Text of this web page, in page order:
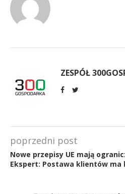
ZESPÓŁ
poprzedni post
Nowe przepisy UE mają
Ekspert: Postawa klientów ma